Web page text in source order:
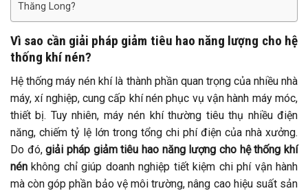
Thăng Long?
Vì sao cần giải pháp giảm tiêu hao năng lượng cho hệ
thống khí nén?
Hệ thống máy nén khí là thành phần quan trọng của nhiều nhà
máy, xí nghiệp, cung cấp khí nén phục vụ vận hành máy móc,
thiết bị. Tuy nhiên, máy nén khí thường tiêu thụ nhiều điện
năng, chiếm tỷ lệ lớn trong tổng chi phí điện của nhà xưởng.
Do đó,giải pháp giảm tiêu hao năng lượng cho hệ thống khí
nén không chỉ giúp doanh nghiệp tiết kiệm chi phí vận hành
mà còn góp phần bảo vệ môi trường, nâng cao hiệu suất sản